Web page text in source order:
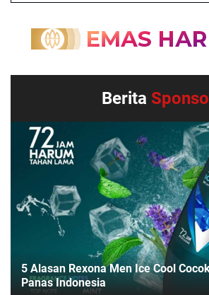
Berita
5 Alasan Rexona Men Ice Cool
Panas Indonesia